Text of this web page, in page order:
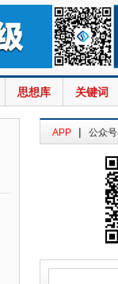
思想库 关键词
APP | 公众号